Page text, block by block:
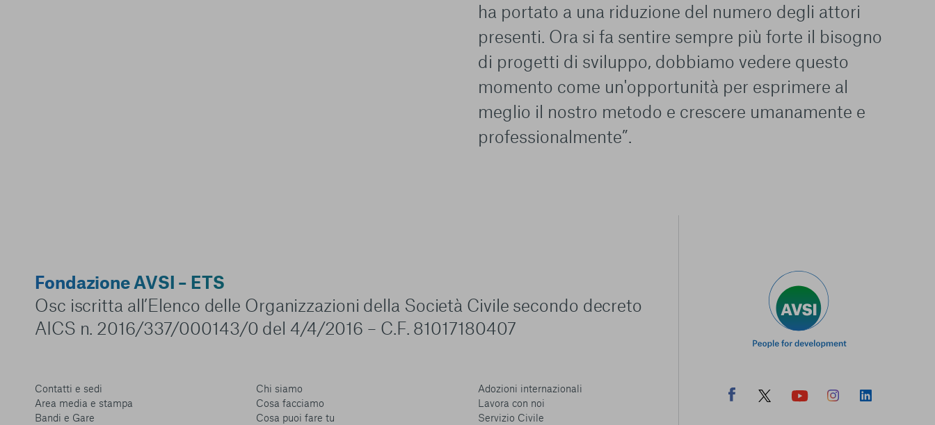
ha portato a una riduzione del numero degli attori
presenti. Ora si fa sentire sempre più forte il bisogno
di progetti di sviluppo, dobbiamo vedere questo
momento come un'opportunità per esprimere al
meglio il nostro metodo e crescere umanamente e
professionalmente”.
Fondazione AVSI – ETS
Osc iscritta all’Elenco delle Organizzazioni della Società Civile secondo decreto
AICS n. 2016/337/000143/0 del 4/4/2016 – C.F. 81017180407
Contatti e sedi
Area media e stampa
Bandi e Gare
Chi siamo
Cosa facciamo
Cosa puoi fare tu
Adozioni internazionali
Lavora con noi
Servizio Civile